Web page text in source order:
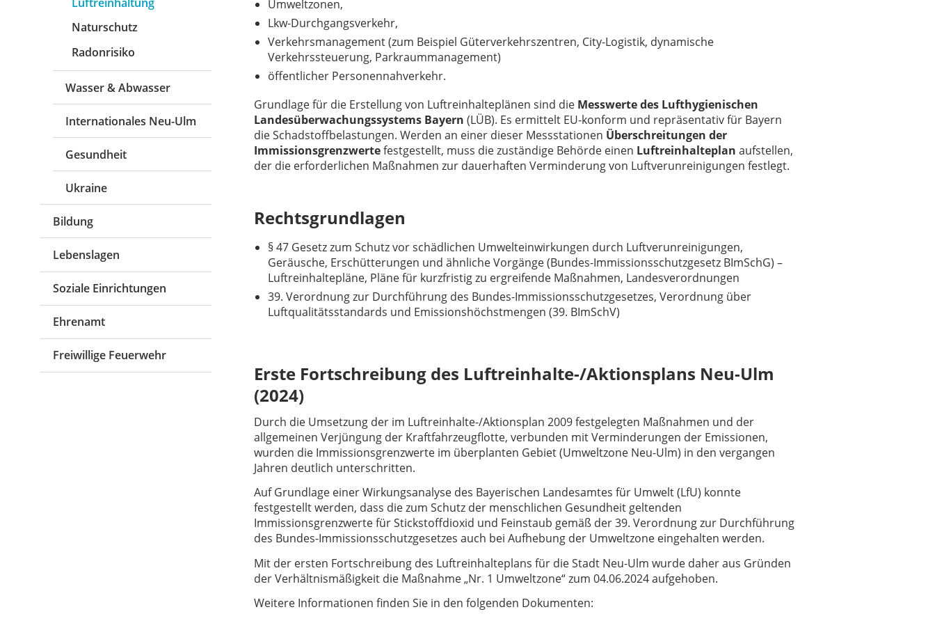
Naturschutz
Radonrisiko
Wasser & Abwasser
Internationales Neu-Ulm
Gesundheit
Ukraine
Bildung
Lebenslagen
Soziale Einrichtungen
Ehrenamt
Freiwillige Feuerwehr
Umweltzonen,
Lkw-Durchgangsverkehr,
Verkehrsmanagement (zum Beispiel Güterverkehrszentren, City-Logistik, dynamische
Verkehrssteuerung, Parkraummanagement)
öffentlicher Personennahverkehr.
Grundlage für die Erstellung von Luftreinhalteplänen sind die Messwerte des Lufthygienischen
Landes­überwachungssystems Bayern (LÜB). Es ermittelt EU-konform und repräsentativ für Bayern
die Schadstoffbelastungen. Werden an einer dieser Messstationen Überschreitungen der
Immissionsgrenzwertefestgestellt, muss die zuständige Behörde einen Luftreinhalteplan aufstellen,
der die erforderlichen Maßnahmen zur dauerhaften Verminderung von Luftverunreinigungen festlegt.
Rechtsgrundlagen
§ 47 Gesetz zum Schutz vor schädlichen Umwelteinwirkungen durch Luftverunreinigungen,
Geräusche, Erschütterungen und ähnliche Vorgänge (Bundes-Immissionsschutzgesetz BImSchG) –
Luftreinhaltepläne, Pläne für kurzfristig zu ergreifende Maßnahmen, Landesverordnungen
39. Verordnung zur Durchführung des Bundes-Immissionsschutzgesetzes, Verordnung über
Luftqualitätsstandards und Emissionshöchstmengen (39. BImSchV)
Erste Fortschreibung des Luftreinhalte-/Aktionsplans Neu-Ulm
(2024)
Durch die Umsetzung der im Luftreinhalte-/Aktionsplan 2009 festgelegten Maßnahmen und der
allgemeinen Verjüngung der Kraftfahrzeugflotte, verbunden mit Verminderungen der Emissionen,
wurden die Immissionsgrenzwerte im überplanten Gebiet (Umweltzone Neu-Ulm) in den vergangen
Jahren deutlich unterschritten.
Auf Grundlage einer Wirkungsanalyse des Bayerischen Landesamtes für Umwelt (LfU) konnte
festgestellt werden, dass die zum Schutz der menschlichen Gesundheit geltenden
Immissionsgrenzwerte für Stickstoffdioxid und Feinstaub gemäß der 39. Verordnung zur Durchführung
des Bundes-Immissionsschutzgesetzes auch bei Aufhebung der Umweltzone eingehalten werden.
Mit der ersten Fortschreibung des Luftreinhalteplans für die Stadt Neu-Ulm wurde daher aus Gründen
der Verhältnismäßigkeit die Maßnahme „Nr. 1 Umweltzone“ zum 04.06.2024 aufgehoben.
Weitere Informationen finden Sie in den folgenden Dokumenten: